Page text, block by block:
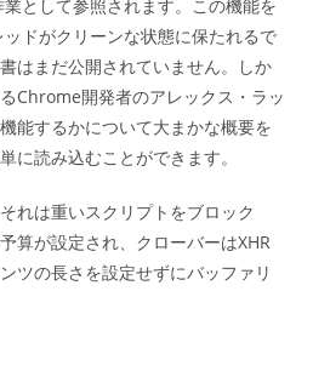
として参照されます。この機能を
ドがクリーンな状態に保たれるで
はまだ公開されていません。しか
Chrome開発者のアレックス・ラッ
能するかについて大まかな概要を
に読み込むことができます。
れは重いスクリプトをブロック
算が設定され、クローバーはXHR
ツの長さを設定せずにバッファリ